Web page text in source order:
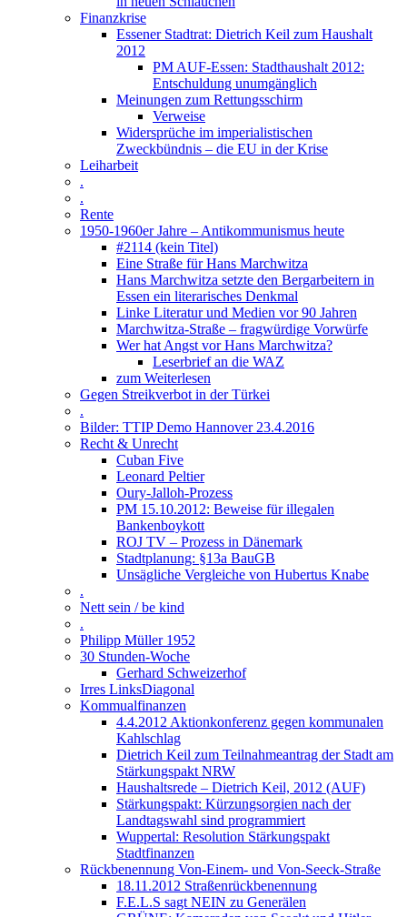
Finanzkrise
Essener Stadtrat: Dietrich Keil zum Haushalt
2012
PM AUF-Essen: Stadthaushalt 2012:
Entschuldung unumgänglich
Meinungen zum Rettungsschirm
Verweise
Widersprüche im imperialistischen
Zweckbündnis – die EU in der Krise
Leiharbeit
.
.
Rente
1950-1960er Jahre – Antikommunismus heute
#2114 (kein Titel)
Eine Straße für Hans Marchwitza
Hans Marchwitza setzte den Bergarbeitern in
Essen ein literarisches Denkmal
Linke Literatur und Medien vor 90 Jahren
Marchwitza-Straße – fragwürdige Vorwürfe
Wer hat Angst vor Hans Marchwitza?
Leserbrief an die WAZ
zum Weiterlesen
Gegen Streikverbot in der Türkei
.
Bilder: TTIP Demo Hannover 23.4.2016
Recht & Unrecht
Cuban Five
Leonard Peltier
Oury-Jalloh-Prozess
PM 15.10.2012: Beweise für illegalen
Bankenboykott
ROJ TV – Prozess in Dänemark
Stadtplanung: §13a BauGB
Unsägliche Vergleiche von Hubertus Knabe
.
Nett sein / be kind
.
Philipp Müller 1952
30 Stunden-Woche
Gerhard Schweizerhof
Irres LinksDiagonal
Kommualfinanzen
4.4.2012 Aktionkonferenz gegen kommunalen
Kahlschlag
Dietrich Keil zum Teilnahmeantrag der Stadt am
Stärkungspakt NRW
Haushaltsrede – Dietrich Keil, 2012 (AUF)
Stärkungspakt: Kürzungsorgien nach der
Landtagswahl sind programmiert
Wuppertal: Resolution Stärkungspakt
Stadtfinanzen
Rückbenennung Von-Einem- und Von-Seeck-Straße
18.11.2012 Straßenrückbenennung
F.E.L.S sagt NEIN zu Generälen